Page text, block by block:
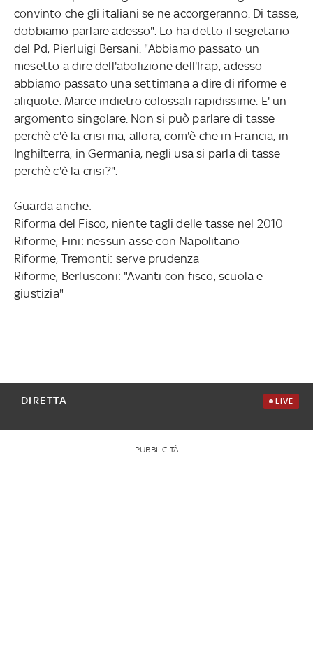
convinto che gli italiani se ne accorgeranno. Di tasse,
dobbiamo parlare adesso". Lo ha detto il segretario
del Pd, Pierluigi Bersani. "Abbiamo passato un
mesetto a dire dell'abolizione dell'Irap; adesso
abbiamo passato una settimana a dire di riforme e
aliquote. Marce indietro colossali rapidissime. E' un
argomento singolare. Non si può parlare di tasse
perchè c'è la crisi ma, allora, com'è che in Francia, in
Inghilterra, in Germania, negli usa si parla di tasse
perchè c'è la crisi?".
Guarda anche:
Riforma del Fisco, niente tagli delle tasse nel 2010
Riforme, Fini: nessun asse con Napolitano
Riforme, Tremonti: serve prudenza
Riforme, Berlusconi: "Avanti con fisco, scuola e
giustizia"
DIRETTA LIVE
PUBBLICITÀ